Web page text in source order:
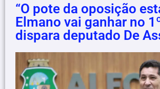
“O pote da oposição
Elmano vai ganhar no
dispara deputado De